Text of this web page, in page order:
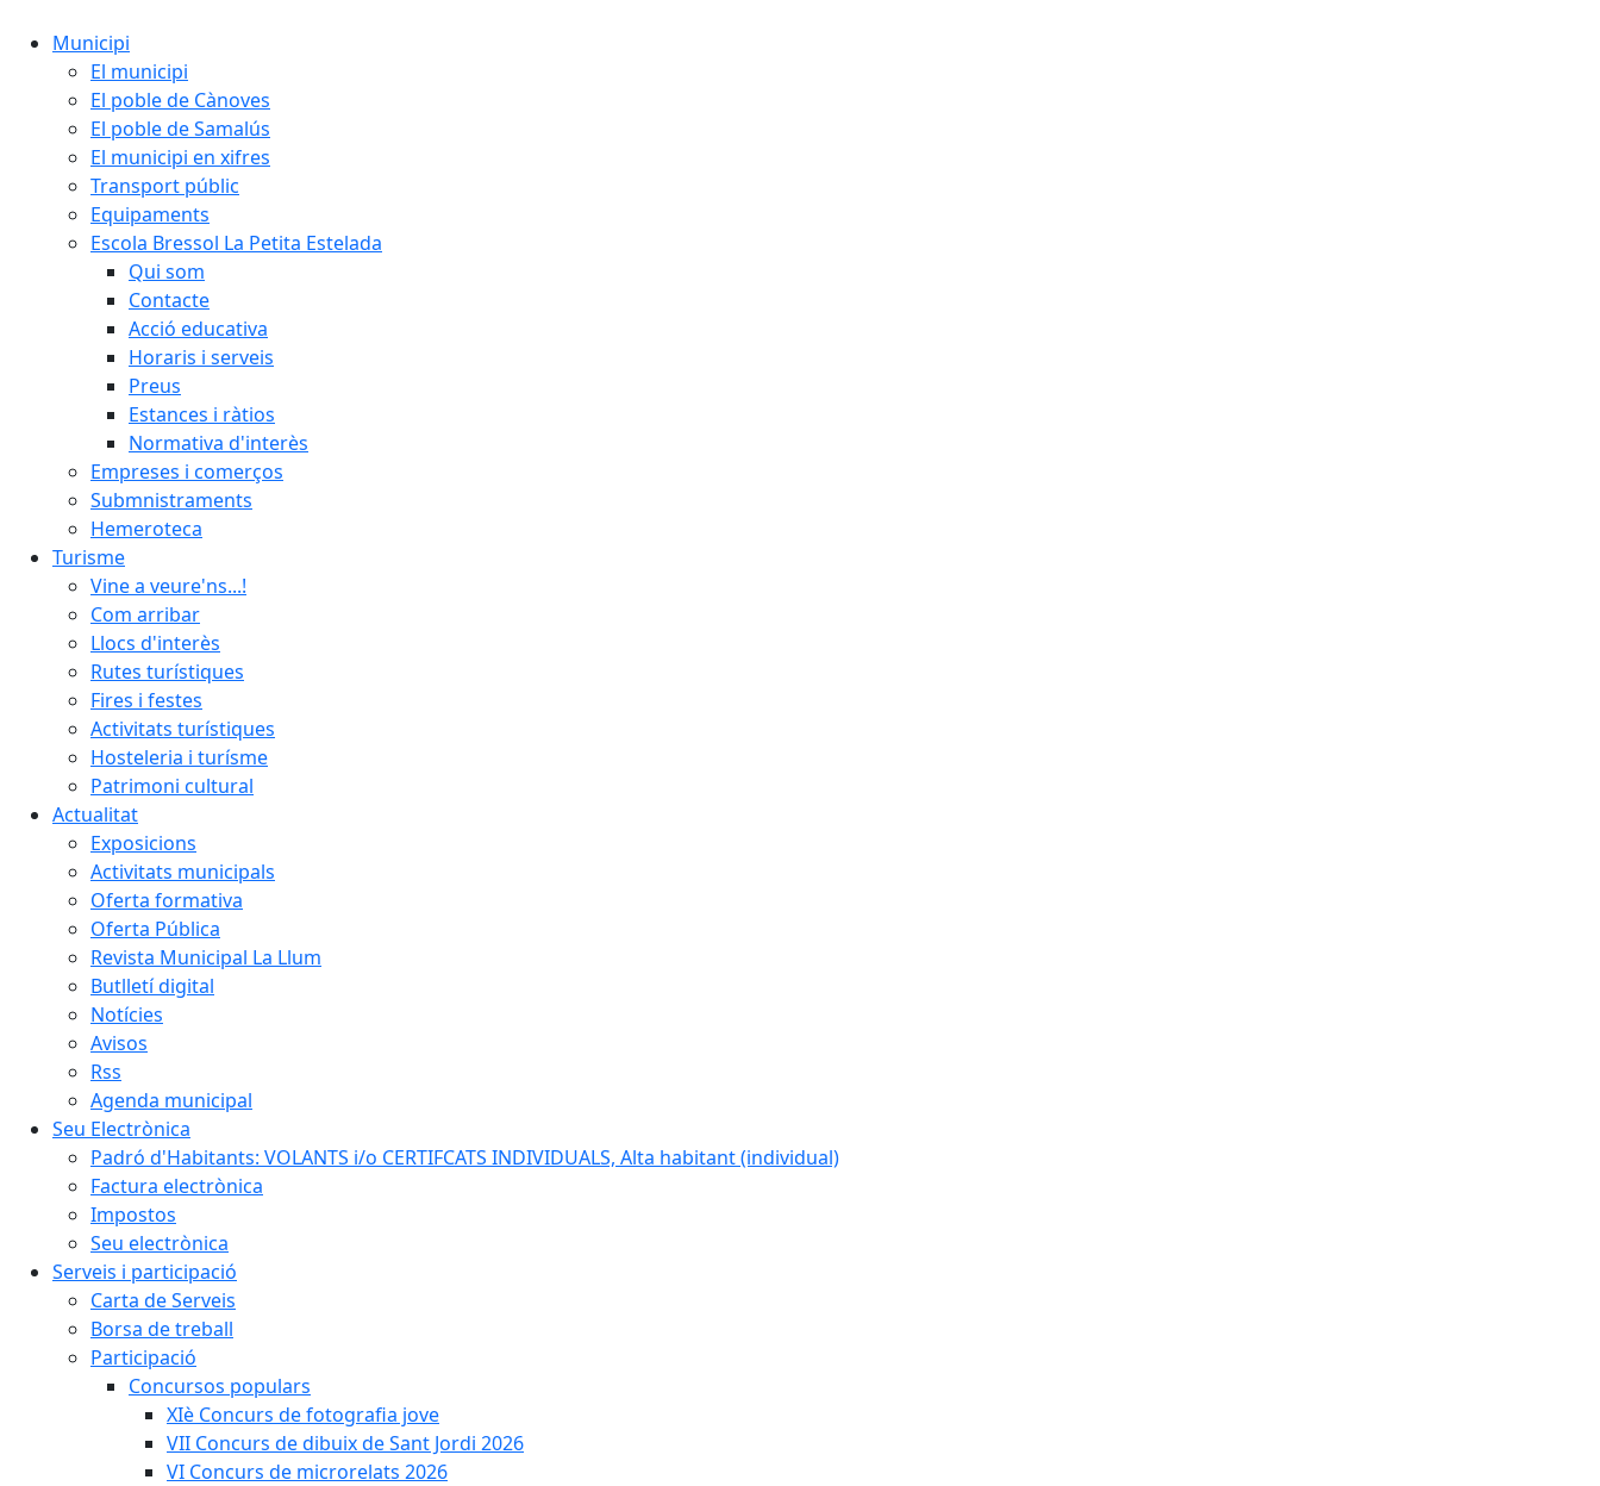
Municipi
El municipi
El poble de Cànoves
El poble de Samalús
El municipi en xifres
Transport públic
Equipaments
Escola Bressol La Petita Estelada
Qui som
Contacte
Acció educativa
Horaris i serveis
Preus
Estances i ràtios
Normativa d'interès
Empreses i comerços
Submnistraments
Hemeroteca
Turisme
Vine a veure'ns...!
Com arribar
Llocs d'interès
Rutes turístiques
Fires i festes
Activitats turístiques
Hosteleria i turísme
Patrimoni cultural
Actualitat
Exposicions
Activitats municipals
Oferta formativa
Oferta Pública
Revista Municipal La Llum
Butlletí digital
Notícies
Avisos
Rss
Agenda municipal
Seu Electrònica
Padró d'Habitants: VOLANTS i/o CERTIFCATS INDIVIDUALS, Alta habitant (individual)
Factura electrònica
Impostos
Seu electrònica
Serveis i participació
Carta de Serveis
Borsa de treball
Participació
Concursos populars
XIè Concurs de fotografia jove
VII Concurs de dibuix de Sant Jordi 2026
VI Concurs de microrelats 2026